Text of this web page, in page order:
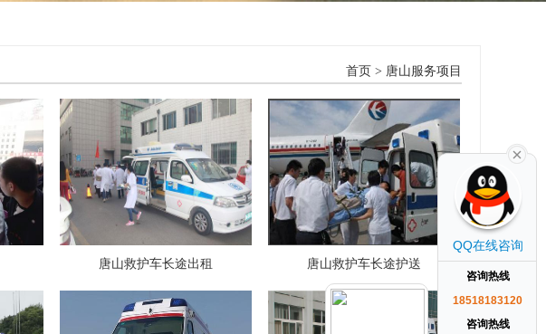
首页 > 唐山服务项目
唐山救护车长途出租 唐山救护车长途护送
QQ在线咨询
咨询热线
18518183120
咨询热线